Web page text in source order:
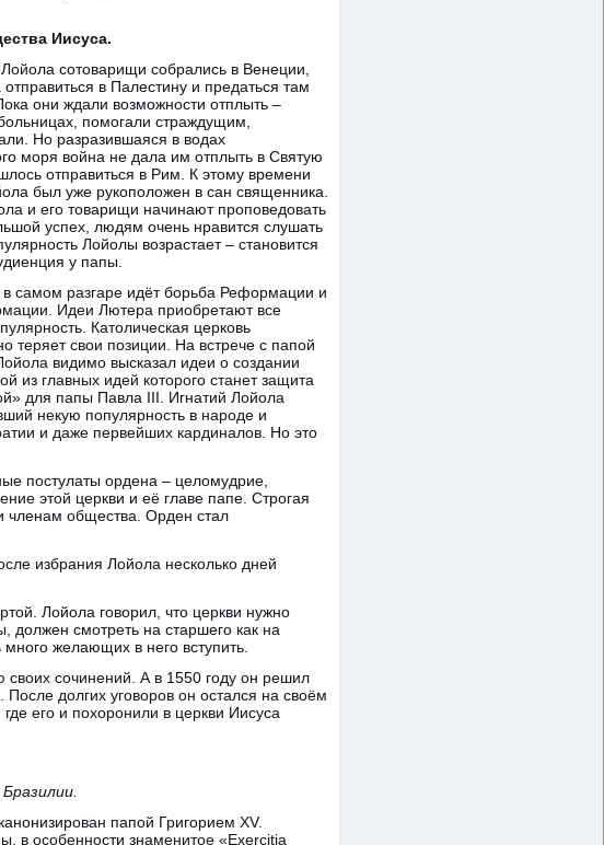
Иисуса.
сотоварищи собрались в Венеции,
отправиться в Палестину и предаться там
они ждали возможности отплыть –
помогали страждущим,
Но разразившаяся в водах
моря война не дала им отплыть в Святую
отправиться в Рим. К этому времени
был уже рукоположен в сан священника.
и его товарищи начинают проповедовать
успех, людям очень нравится слушать
Лойолы возрастает – становится
у папы.
в самом разгаре идёт борьба Реформации и
Идеи Лютера приобретают все
Католическая церковь
теряет свои позиции. На встрече с папой
видимо высказал идеи о создании
из главных идей которого станет защита
для папы Павла III. Игнатий Лойола
некую популярность в народе и
и даже первейших кардиналов. Но это
постулаты ордена – целомудрие,
этой церкви и её главе папе. Строгая
членам общества. Орден стал
избрания Лойола несколько дней
Лойола говорил, что церкви нужно
должен смотреть на старшего как на
желающих в него вступить.
сочинений. А в 1550 году он решил
долгих уговоров он остался на своём
его и похоронили в церкви Иисуса
папой Григорием XV.
в особенности знаменитое «Exercitia